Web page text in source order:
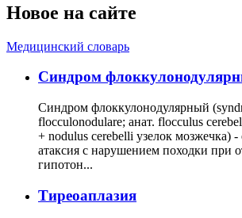
Новое на сайте
Медицинский словарь
Cиндром
Синдром флоккулонодулярный
flocculonodulare; анат. flocculus
+ nodulus cerebelli узелок мозжечка) -
атаксия с нарушением походки при
гипотон...
Тиреоаплазия